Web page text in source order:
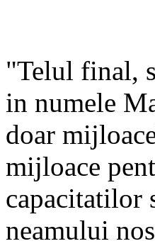
"Telul final,
in numele
doar
mijloace
capacitatilor
neamului